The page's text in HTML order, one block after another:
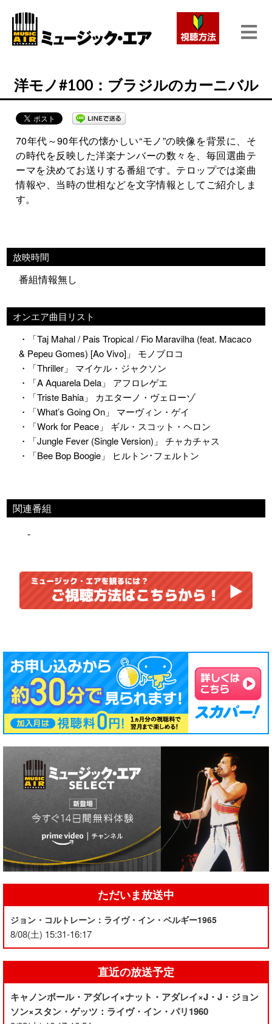
洋モノ#100：ブラジルのカーニバル
70年代～90年代の懐かしい“モノ”の映像を背景に、そ
の時代を反映した洋楽ナンバーの数々を、毎回選曲テ
ーマを決めてお送りする番組です。テロップでは楽曲
情報や、当時の世相などを文字情報としてご紹介しま
す。
放映時間
番組情報無し
オンエア曲目リスト
・「Taj Mahal / Pais Tropical / Fio Maravilha (feat. Macaco
& Pepeu Gomes) [Ao Vivo]」 モノブロコ
・「Thriller」 マイケル・ジャクソン
・「A Aquarela Dela」 アフロレゲエ
・「Triste Bahia」 カエターノ・ヴェローゾ
・「What’s Going On」 マーヴィン・ゲイ
・「Work for Peace」 ギル・スコット・ヘロン
・「Jungle Fever (Single Version)」 チャカチャス
・「Bee Bop Boogie」 ヒルトン･フェルトン
関連番組
-
ただいま放送中
ジョン・コルトレーン：ライヴ・イン・ベルギー1965
8/08(土) 15:31-16:17
直近の放送予定
キャノンボール・アダレイ×ナット・アダレイ×J・J・ジョン
ソン×スタン・ゲッツ：ライヴ・イン・パリ1960